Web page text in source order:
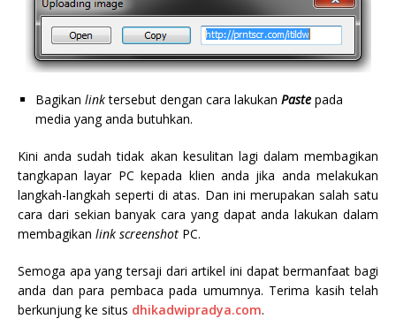
Bagikan linktersebut dengan cara lakukan Paste pada
media yang anda butuhkan.
Kini anda sudah tidak akan kesulitan lagi dalam membagikan
tangkapan layar PC kepada klien anda jika anda melakukan
langkah-langkah seperti di atas. Dan ini merupakan salah satu
cara dari sekian banyak cara yang dapat anda lakukan dalam
membagikan link screenshot PC.
Semoga apa yang tersaji dari artikel ini dapat bermanfaat bagi
anda dan para pembaca pada umumnya. Terima kasih telah
berkunjung ke situs dhikadwipradya.com.